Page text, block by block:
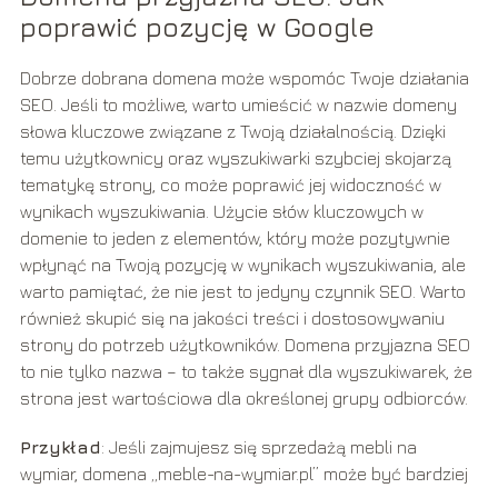
poprawić pozycję w Google
Dobrze dobrana domena może wspomóc Twoje działania
SEO. Jeśli to możliwe, warto umieścić w nazwie domeny
słowa kluczowe związane z Twoją działalnością. Dzięki
temu użytkownicy oraz wyszukiwarki szybciej skojarzą
tematykę strony, co może poprawić jej widoczność w
wynikach wyszukiwania. Użycie słów kluczowych w
domenie to jeden z elementów, który może pozytywnie
wpłynąć na Twoją pozycję w wynikach wyszukiwania, ale
warto pamiętać, że nie jest to jedyny czynnik SEO. Warto
również skupić się na jakości treści i dostosowywaniu
strony do potrzeb użytkowników. Domena przyjazna SEO
to nie tylko nazwa – to także sygnał dla wyszukiwarek, że
strona jest wartościowa dla określonej grupy odbiorców.
Przykład: Jeśli zajmujesz się sprzedażą mebli na
wymiar, domena „meble-na-wymiar.pl” może być bardziej